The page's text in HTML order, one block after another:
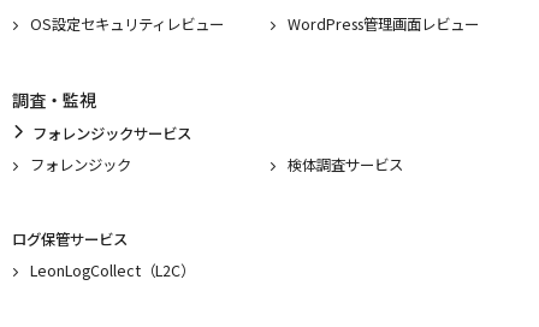
OS設定セキュリティレビュー
WordPress管理画面レビュー
調査・監視
フォレンジックサービス
フォレンジック
検体調査サービス
ログ保管サービス
LeonLogCollect（L2C）